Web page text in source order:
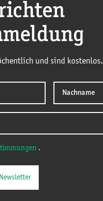
und sind kostenlos.
.